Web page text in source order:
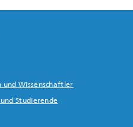
und Wissenschaftler
Studierende